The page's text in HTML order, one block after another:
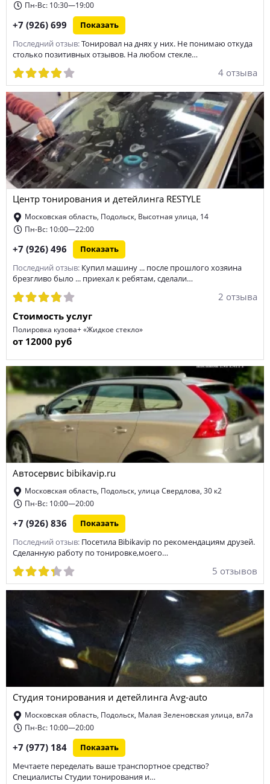
Пн-Вс: 10:30—19:00
+7 (926) 699 Показать
Последний отзыв: Тонировал на днях у них. Не понимаю откуда
столько позитивных отзывов. На любом стекле…
4 отзыва
Центр тонирования и детейлинга RESTYLE
Московская область, Подольск, Высотная улица, 14
Пн-Вс: 10:00—22:00
+7 (926) 496 Показать
Последний отзыв: Купил машину ... после прошлого хозяина
брезгливо было ... приехал к ребятам, сделали…
2 отзыва
Стоимость услуг
Полировка кузова+ «Жидкое стекло»
от 12000 руб
Автосервис bibikavip.ru
Московская область, Подольск, улица Свердлова, 30 к2
Пн-Вс: 10:00—20:00
+7 (926) 836 Показать
Последний отзыв: Посетила Bibikavip по рекомендациям друзей.
Сделанную работу по тонировке,моего…
5 отзывов
Студия тонирования и детейлинга Avg-auto
Московская область, Подольск, Малая Зеленовская улица, вл7а
Пн-Вс: 10:00—20:00
+7 (977) 184 Показать
Мечтаете переделать ваше транспортное средство?
Специалисты Студии тонирования и…